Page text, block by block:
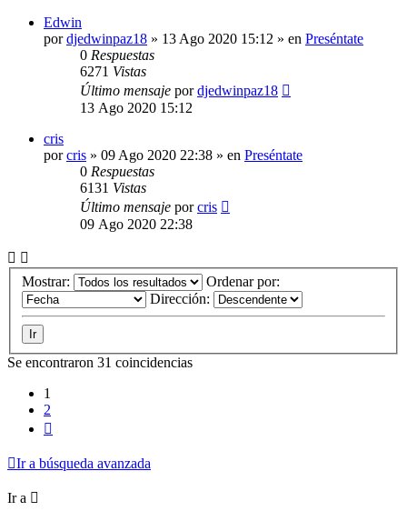
Edwin
pordjedwinpaz18 » 13 Ago 2020 15:12 » en Preséntate
0 Respuestas
6271 Vistas
Último mensaje pordjedwinpaz18
13 Ago 2020 15:12
cris
porcris » 09 Ago 2020 22:38 » en Preséntate
0 Respuestas
6131 Vistas
Último mensaje porcris
09 Ago 2020 22:38
Mostrar:
Ordenar por:
Dirección:
Se encontraron 31 coincidencias
1
2
Ir a búsqueda avanzada
Ir a